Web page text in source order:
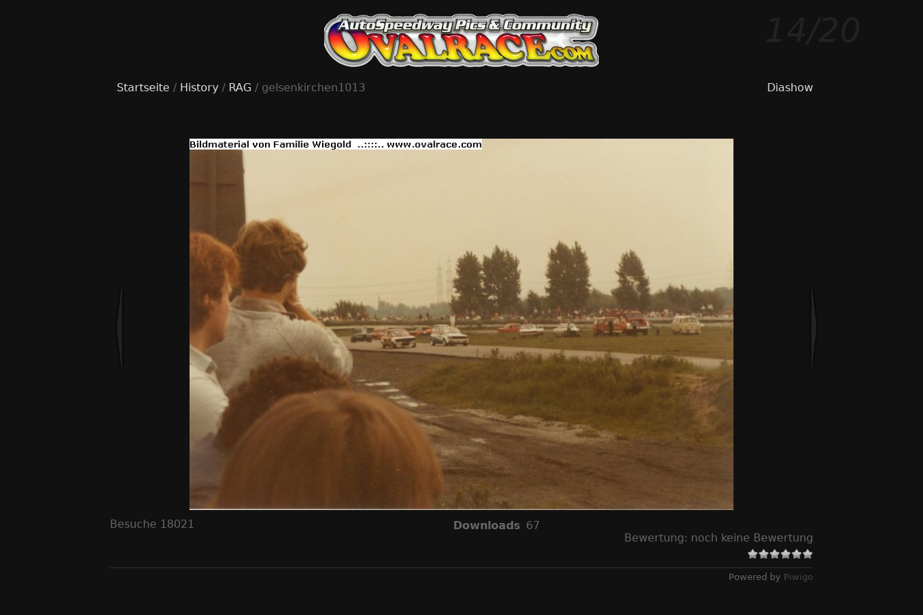
Startseite / History / RAG / gelsenkirchen1013 Diashow
Besuche 18021 Downloads 67
Bewertung: noch keine Bewertung
Powered by Piwigo